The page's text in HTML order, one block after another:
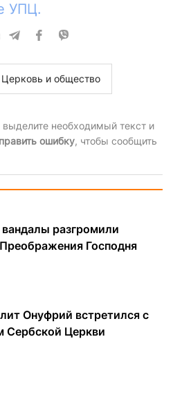
УПЦ.
Церковь и общество
необходимый текст и
ошибку, чтобы сообщить
разгромили
Господня
Онуфрий встретился с
Сербской Церкви